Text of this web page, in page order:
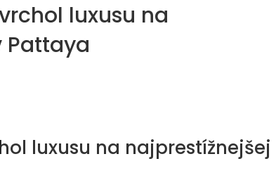
luxusu na
Pattaya
luxusu na najprestížnejšej